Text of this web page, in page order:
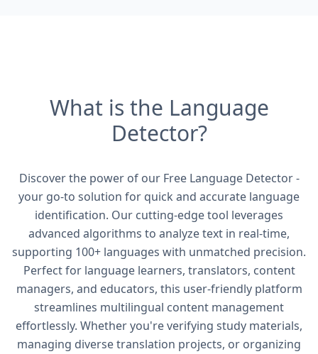
What is the Language
Detector?
Discover the power of our Free Language Detector -
your go-to solution for quick and accurate language
identification. Our cutting-edge tool leverages
advanced algorithms to analyze text in real-time,
supporting 100+ languages with unmatched precision.
Perfect for language learners, translators, content
managers, and educators, this user-friendly platform
streamlines multilingual content management
effortlessly. Whether you're verifying study materials,
managing diverse translation projects, or organizing